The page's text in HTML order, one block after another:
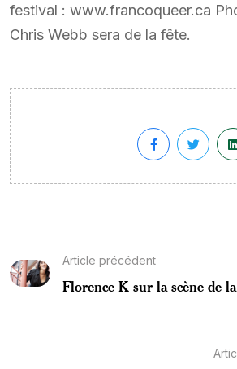
festival : www.francoqueer.ca
Chris Webb sera de la fête.
Article précédent
Florence K sur la scène de